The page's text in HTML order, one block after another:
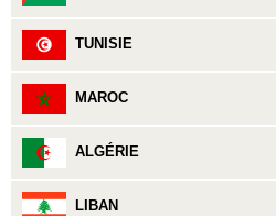
TUNISIE
MAROC
ALGÉRIE
LIBAN